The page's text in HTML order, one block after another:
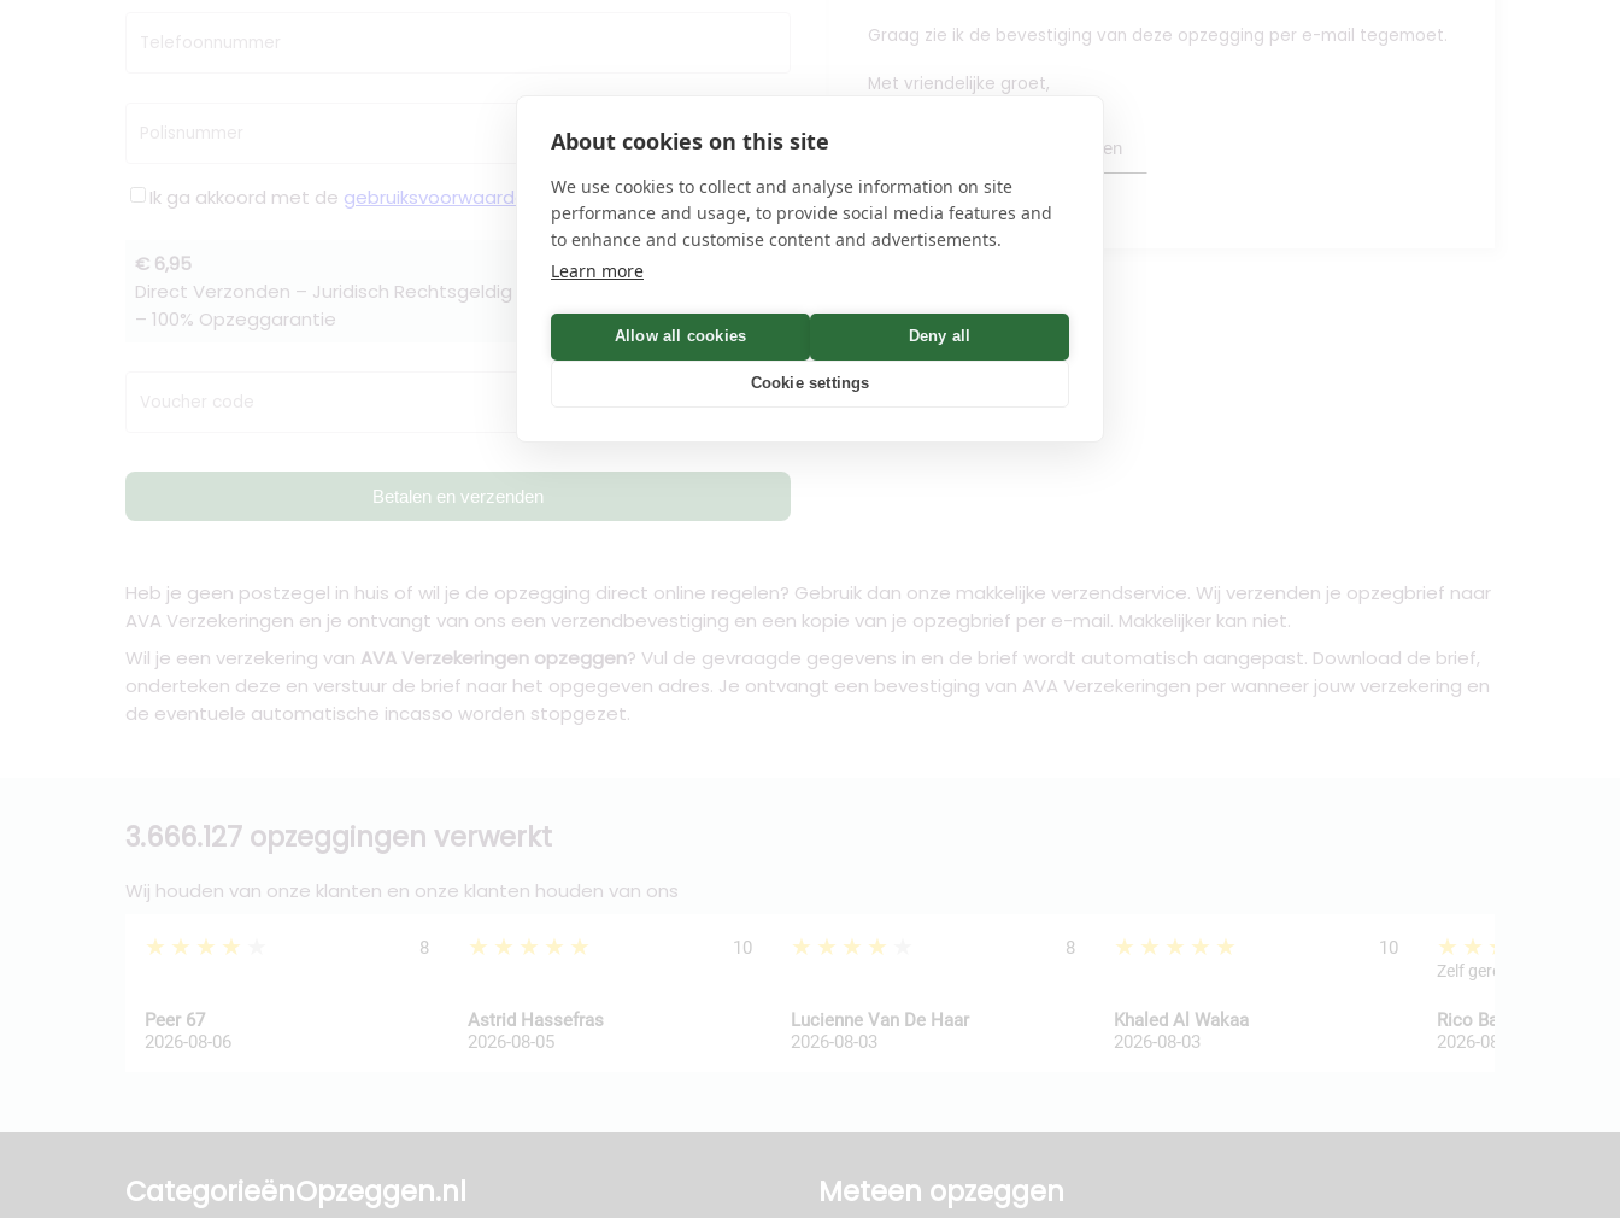
About cookies on this site
We use cookies to collect and analyse information on site
performance and usage, to provide social media features and
to enhance and customise content and advertisements.
Learn more
Allow all cookies Deny all
Cookie settings
Telefoonnummer
Polisnummer
Ik ga akkoord met de gebruiksvoorwaarden enprivacyvoorwaarden
€ 6,95
Direct Verzonden – Juridisch Rechtsgeldig – Bevestiging binnen Minuten
– 100% Opzeggarantie
Voucher code
Betalen en verzenden
Graag zie ik de bevestiging van deze opzegging per e-mail tegemoet.
Met vriendelijke groet,
Handtekening toevoegen
name
Heb je geen postzegel in huis of wil je de opzegging direct online regelen? Gebruik dan onze makkelijke verzendservice. Wij verzenden je opzegbrief naar
AVA Verzekeringen en je ontvangt van ons een verzendbevestiging en een kopie van je opzegbrief per e-mail. Makkelijker kan niet.
Wil je een verzekering van AVA Verzekeringen opzeggen? Vul de gevraagde gegevens in en de brief wordt automatisch aangepast. Download de brief,
onderteken deze en verstuur de brief naar het opgegeven adres. Je ontvangt een bevestiging van AVA Verzekeringen per wanneer jouw verzekering en
de eventuele automatische incasso worden stopgezet.
3.666.127 opzeggingen verwerkt
Wij houden van onze klanten en onze klanten houden van ons
★★★★★ 8
Peer 67
2026-08-06
★★★★★ 10
Astrid Hassefras
2026-08-05
★★★★★ 8
Lucienne Van De Haar
2026-08-03
★★★★★ 10
Khaled Al Wakaa
2026-08-03
★★★★★
Zelf geregeld
Rico Ballegooij van
2026-08-03
CategorieënOpzeggen.nl Meteen opzeggen